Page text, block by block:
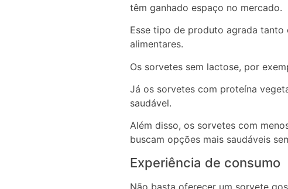
têm ganhado espaço no mercado.
Esse tipo de produto agrada tanto
alimentares.
Os sorvetes sem lactose, por
Já os sorvetes com proteína
saudável.
Além disso, os sorvetes com
buscam opções mais saudáveis
Experiência de consumo
Não basta oferecer um sorvete